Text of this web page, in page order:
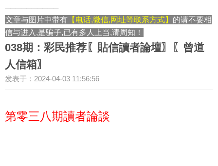
──────────
文章与图片中带有 【电话,微信,网址等联系方式】 的请不要相
信与进入,是骗子,已有多人上当,请周知！
038期：彩民推荐〖貼信讀者論壇〗〖曾道
人信箱〗
发表于：2024-04-03 11:56:56
第零三八期讀者論談